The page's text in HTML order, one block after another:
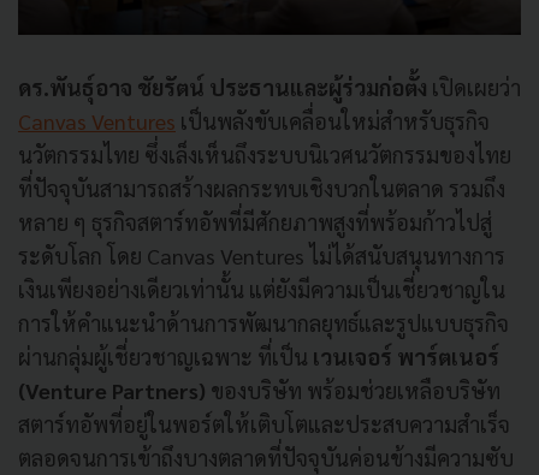
ดร.พันธุ์อาจ ชัยรัตน์ ประธานและผู้ร่วมก่อตั้ง เปิดเผยว่า
Canvas Ventures เป็นพลังขับเคลื่อนใหม่สำหรับธุรกิจ
นวัตกรรมไทย ซึ่งเล็งเห็นถึงระบบนิเวศนวัตกรรมของไทย
ที่ปัจจุบันสามารถสร้างผลกระทบเชิงบวกในตลาด รวมถึง
หลาย ๆ ธุรกิจสตาร์ทอัพที่มีศักยภาพสูงที่พร้อมก้าวไปสู่
ระดับโลก โดย Canvas Ventures ไม่ได้สนับสนุนทางการ
เงินเพียงอย่างเดียวเท่านั้น แต่ยังมีความเป็นเชี่ยวชาญใน
การให้คำแนะนำด้านการพัฒนากลยุทธ์และรูปแบบธุรกิจ
ผ่านกลุ่มผู้เชี่ยวชาญเฉพาะ ที่เป็น เวนเจอร์ พาร์ตเนอร์
(Venture Partners) ของบริษัท พร้อมช่วยเหลือบริษัท
สตาร์ทอัพที่อยู่ในพอร์ตให้เติบโตและประสบความสำเร็จ
ตลอดจนการเข้าถึงบางตลาดที่ปัจจุบันค่อนข้างมีความซับ